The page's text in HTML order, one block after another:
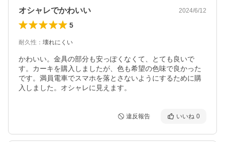
オシャレでかわいい 2024/6/12
5
耐久性 ： 壊れにくい
かわいい。金具の部分も安っぽくなくて、とても良いで
す。カーキを購入しましたが、色も希望の色味で良かった
です。満員電車でスマホを落とさないようにするために購
入しました。オシャレに見えます。
違反報告 いいね 0